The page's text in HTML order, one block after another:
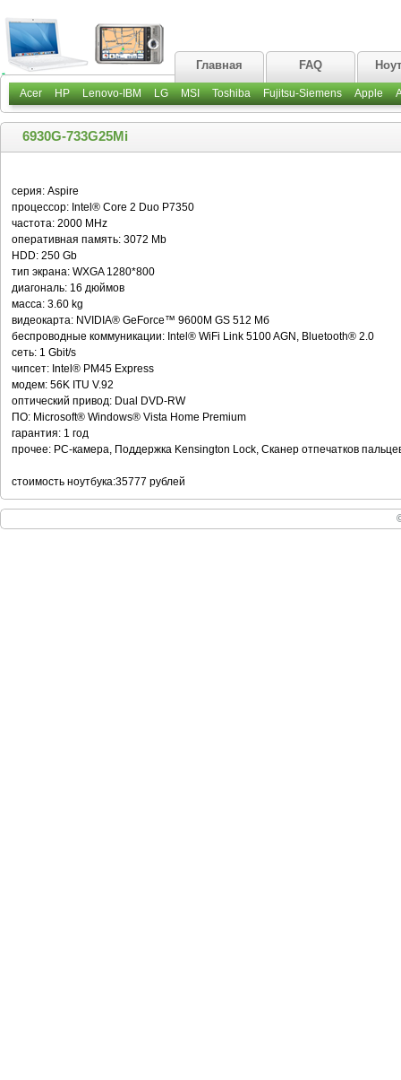
Главная FAQ
Acer HP Lenovo-IBM LG MSI Toshiba Fujitsu-Siemens Apple
6930G-733G25Mi
серия: Aspire
процессор: Intel® Core 2 Duo P7350
частота: 2000 MHz
оперативная память: 3072 Mb
HDD: 250 Gb
тип экрана: WXGA 1280*800
диагональ: 16 дюймов
масса: 3.60 kg
видеокарта: NVIDIA® GeForce™ 9600M GS 512 Мб
беспроводные коммуникации: Intel® WiFi Link 5100 AGN, Bluetooth® 2.0
сеть: 1 Gbit/s
чипсет: Intel® PM45 Express
модем: 56K ITU V.92
оптический привод: Dual DVD-RW
ПО: Microsoft® Windows® Vista Home Premium
гарантия: 1 год
прочее: PC-камера, Поддержка Kensington Lock, Сканер отпечатков
стоимость ноутбука:35777 рублей